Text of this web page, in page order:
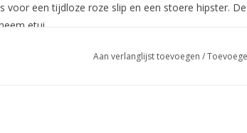
voor een tijdloze roze slip en een stoere hipster.
etui.
Aan verlanglijst toevoegen /